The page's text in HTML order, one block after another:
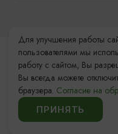
Контакты
информационного
+7 (4012) 555-
Для улучшения работы
пользователями мы
работу с сайтом, Вы
Вы всегда можете
браузера. Согласие на
ПРИНЯТЬ